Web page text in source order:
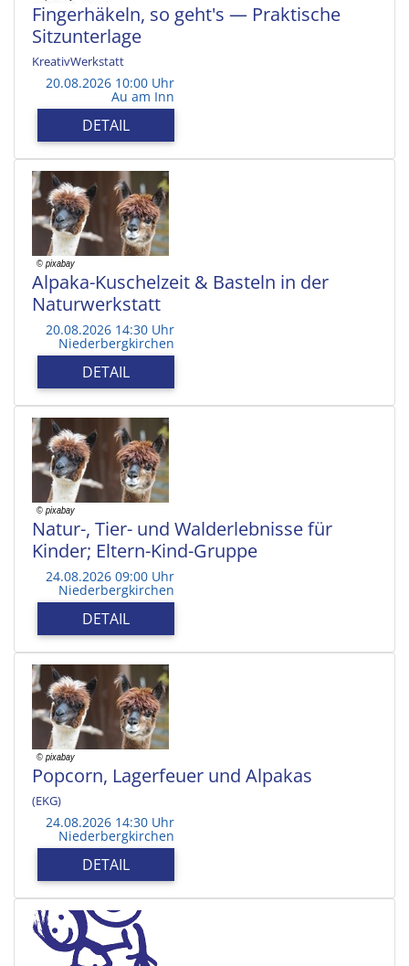
Fingerhäkeln, so geht's — Praktische
Sitzunterlage
KreativWerkstatt
20.08.2026 10:00 Uhr
Au am Inn
DETAIL
Alpaka-Kuschelzeit & Basteln in der
Naturwerkstatt
20.08.2026 14:30 Uhr
Niederbergkirchen
DETAIL
Natur-, Tier- und Walderlebnisse für
Kinder; Eltern-Kind-Gruppe
24.08.2026 09:00 Uhr
Niederbergkirchen
DETAIL
Popcorn, Lagerfeuer und Alpakas
(EKG)
24.08.2026 14:30 Uhr
Niederbergkirchen
DETAIL